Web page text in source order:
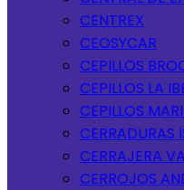
CENTREX
CEOSYCAR
CEPILLOS
CEPILLOS LA
CEPILLOS
CERRADURAS
CERRAJERA
CERROJOS